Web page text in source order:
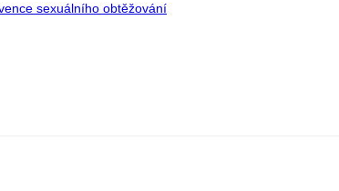
sexuálního obtěžování